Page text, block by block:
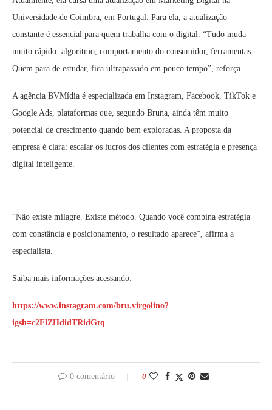
Universidade de Coimbra, em Portugal. Para ela, a atualização
constante é essencial para quem trabalha com o digital. “Tudo muda
muito rápido: algoritmo, comportamento do consumidor, ferramentas.
Quem para de estudar, fica ultrapassado em pouco tempo”, reforça.
A agência BVMídia é especializada em Instagram, Facebook, TikTok e
Google Ads, plataformas que, segundo Bruna, ainda têm muito
potencial de crescimento quando bem exploradas. A proposta da
empresa é clara: escalar os lucros dos clientes com estratégia e presença
digital inteligente.
“Não existe milagre. Existe método. Quando você combina estratégia
com constância e posicionamento, o resultado aparece”, afirma a
especialista.
Saiba mais informações acessando:
https://www.instagram.com/bru.virgolino?
igsh=c2FlZHdidTRidGtq
0 comentário 0